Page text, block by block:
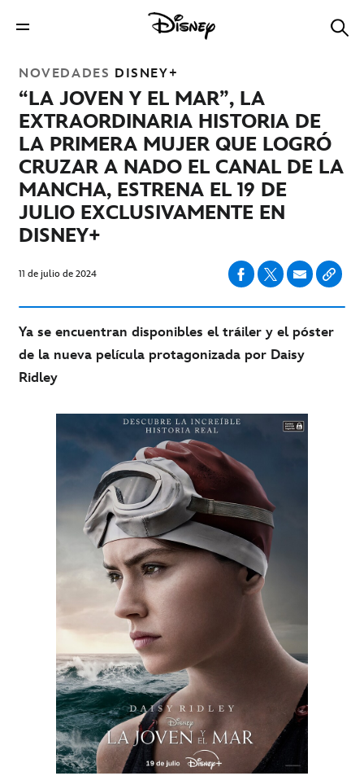
NOVEDADES DISNEY+
“LA JOVEN Y EL MAR”, LA
EXTRAORDINARIA HISTORIA DE
LA PRIMERA MUJER QUE LOGRÓ
CRUZAR A NADO EL CANAL DE LA
MANCHA, ESTRENA EL 19 DE
JULIO EXCLUSIVAMENTE EN
DISNEY+
11 de julio de 2024
Ya se encuentran disponibles el tráiler y el póster
de la nueva película protagonizada por Daisy
Ridley